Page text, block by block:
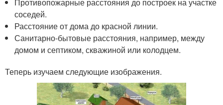
соседей.
Расстояние от дома до красной линии.
Санитарно-бытовые расстояния, например, между
домом и септиком, скважиной или колодцем.
Теперь изучаем следующие изображения.